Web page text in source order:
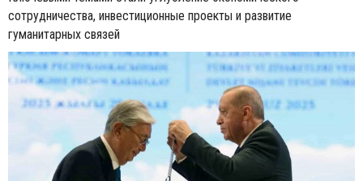
сотрудничества, инвестиционные проекты и развитие
гуманитарных связей